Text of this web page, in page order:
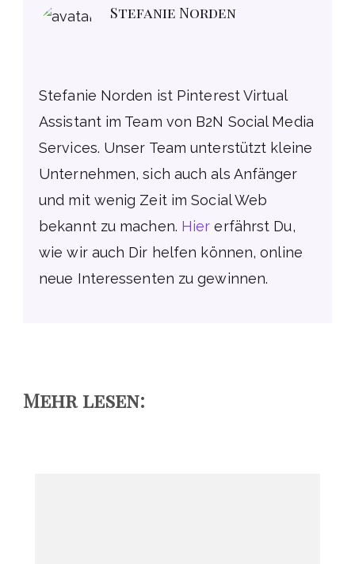
Stefanie Norden
Stefanie Norden ist Pinterest Virtual
Assistant im Team von B2N Social Media
Services. Unser Team unterstützt kleine
Unternehmen, sich auch als Anfänger
und mit wenig Zeit im Social Web
bekannt zu machen. Hier erfährst Du,
wie wir auch Dir helfen können, online
neue Interessenten zu gewinnen.
Mehr lesen: